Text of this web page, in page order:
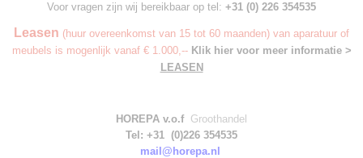
Voor vragen zijn wij bereikbaar op tel: +31 (0) 226 354535
Leasen (huur overeenkomst van 15 tot 60 maanden) van aparatuur of
meubels is mogenlijk vanaf € 1.000,-- Klik hier voor meer informatie >
LEASEN
HOREPA v.o.f Groothandel
Tel: +31 (0)226 354535
mail@horepa.nl